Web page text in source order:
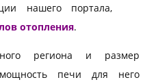
нашего портала,
отопления.
региона и размер
печи для него